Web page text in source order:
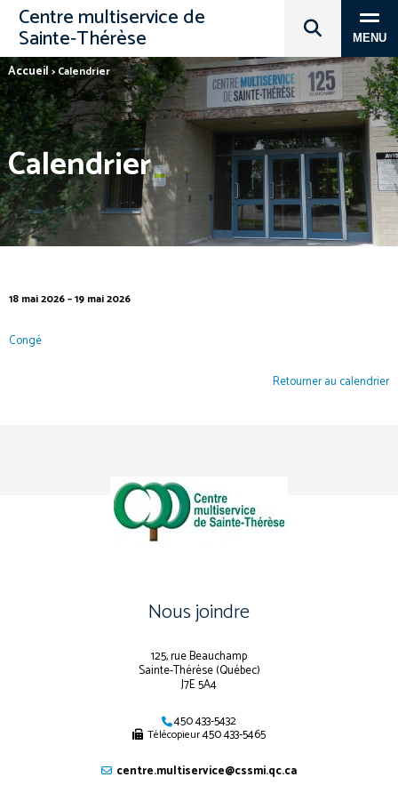
Centre multiservice de
Sainte‑Thérèse MENU
Accueil > Calendrier
Calendrier
18 mai 2026 – 19 mai 2026
Congé
Retourner au calendrier
Nous joindre
125, rue Beauchamp
Sainte-Thérèse (Québec)
J7E 5A4
450 433-5432
Télécopieur450 433-5465
centre.multiservice@cssmi.qc.ca